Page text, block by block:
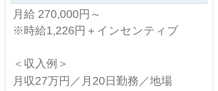
月給 270,000円～
※時給1,226円＋インセンティブ
＜収入例＞
月収27万円／月20日勤務／地場